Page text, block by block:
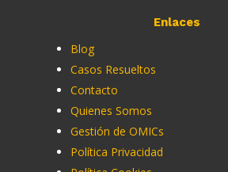
Enlaces
Blog
Casos Resueltos
Contacto
Quienes Somos
Gestión de OMICs
Política Privacidad